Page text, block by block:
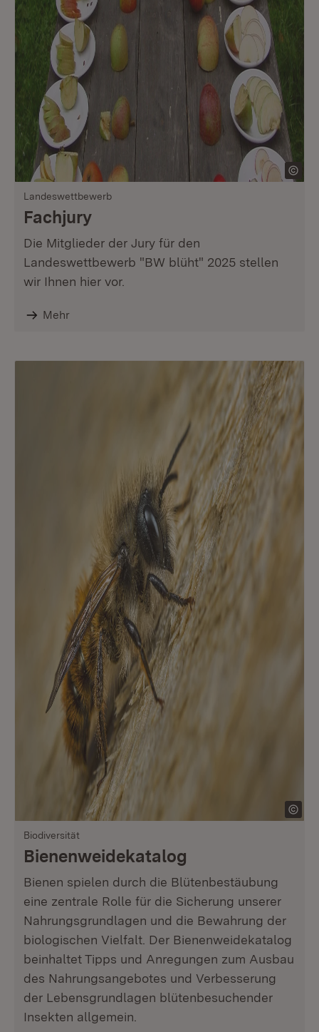
Landeswettbewerb
Fachjury
Die Mitglieder der Jury für den
Landeswettbewerb "BW blüht" 2025 stellen
wir Ihnen hier vor.
Mehr
Biodiversität
Bienenweidekatalog
Bienen spielen durch die Blütenbestäubung
eine zentrale Rolle für die Sicherung unserer
Nahrungsgrundlagen und die Bewahrung der
biologischen Vielfalt. Der Bienenweidekatalog
beinhaltet Tipps und Anregungen zum Ausbau
des Nahrungsangebotes und Verbesserung
der Lebensgrundlagen blütenbesuchender
Insekten allgemein.